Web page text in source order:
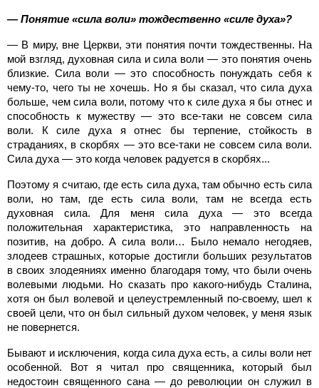
— Понятие «сила воли» тождественно «силе духа»?
— В миру, вне Церкви, эти понятия почти тождественны. На
мой взгляд, духовная сила и сила воли — это понятия очень
близкие. Сила воли — это способность понуждать себя к
чему-то, чего ты не хочешь. Но я бы сказал, что сила духа
больше, чем сила воли, потому что к силе духа я бы отнес и
способность к мужеству — это все-таки не совсем сила
воли. К силе духа я отнес бы терпение, стойкость в
страданиях, в скорбях — это все-таки не совсем сила воли.
Сила духа — это когда человек радуется в скорбях...
Поэтому я считаю, где есть сила духа, там обычно есть сила
воли, но там, где есть сила воли, там не всегда есть
духовная сила. Для меня сила духа — это всегда
положительная характеристика, это направленность на
позитив, на добро. А сила воли… Было немало негодяев,
злодеев страшных, которые достигли больших результатов
в своих злодеяниях именно благодаря тому, что были очень
волевыми людьми. Но сказать про какого-нибудь Сталина,
хотя он был волевой и целеустремленный по-своему, шел к
своей цели, что он был сильный духом человек, у меня язык
не повернется.
Бывают и исключения, когда сила духа есть, а силы воли нет
особенной. Вот я читал про священника, который был
недостоин священного сана — до революции он служил в